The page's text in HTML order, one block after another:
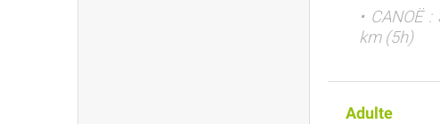
• CANOË
km (5h)
Adulte